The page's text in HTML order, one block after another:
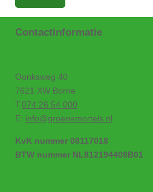
Contactinformatie
Oonksweg 40
7621 XW Borne
T.074 26 54 000
E: info@groenemortels.nl
KvK nummer 08117018
BTW nummer NL812194408B01